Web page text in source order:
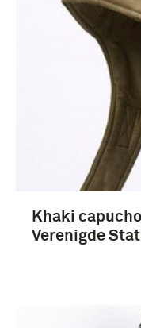
Khaki
Verenigde